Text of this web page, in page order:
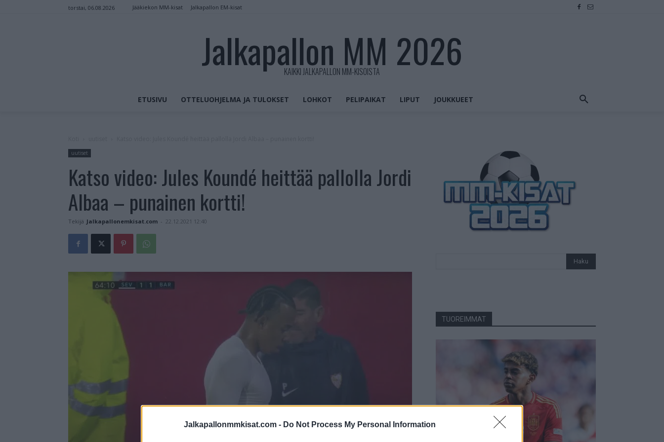
Jalkapallonmmkisat.com - Do Not Process My Personal Information
torstai, 06.08.2026 Jääkiekon MM-kisat Jalkapallon EM-kisat
Jalkapallon MM 2026
KAIKKI JALKAPALLON MM-KISOISTA
ETUSIVU OTTELUOHJELMA JA TULOKSET LOHKOT PELIPAIKAT LIPUT JOUKKUEET
uutiset
Katso video: Jules Koundé heittää pallolla Jordi
Albaa – punainen kortti!
Tekijä Jalkapallonemkisat.com - 22.12.2021 12:40
TUOREIMMAT